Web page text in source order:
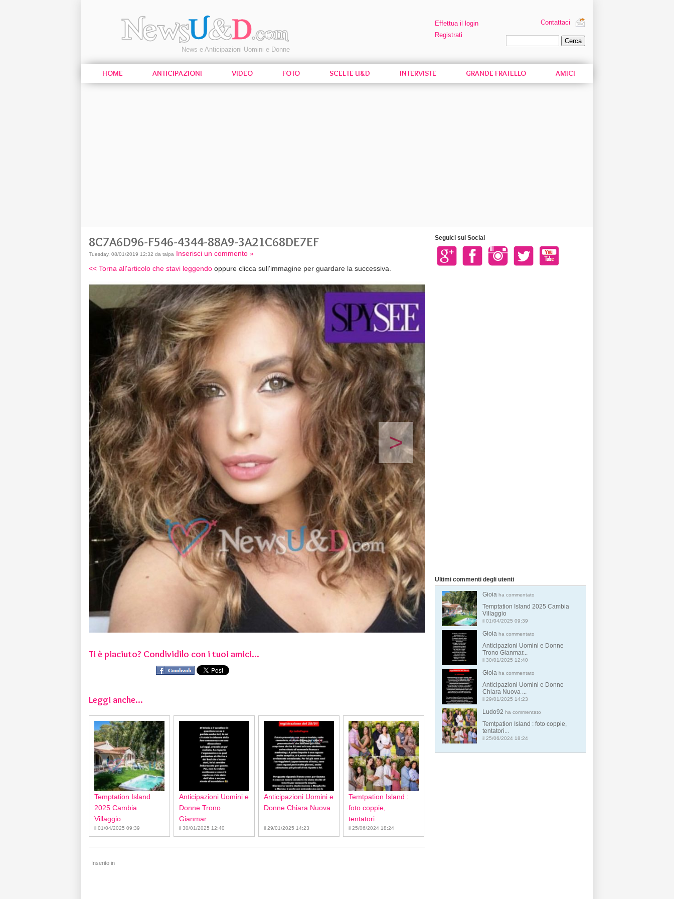
News e Anticipazioni Uomini e Donne
Effettua il login
Registrati
Contattaci
HOME ANTICIPAZIONI VIDEO FOTO SCELTE U&D INTERVISTE GRANDE FRATELLO AMICI
8C7A6D96-F546-4344-88A9-3A21C68DE7EF
Tuesday, 08/01/2019 12:32 da talpa Inserisci un commento »
<< Torna all'articolo che stavi leggendo oppure clicca sull'immagine per guardare la successiva.
>
Ti è piaciuto? Condividilo con i tuoi amici...
Leggi anche...
Temptation Island
2025 Cambia
Villaggio
il 01/04/2025 09:39
Anticipazioni Uomini e
Donne Trono
Gianmar...
il 30/01/2025 12:40
Anticipazioni Uomini e
Donne Chiara Nuova
il 29/01/2025 14:23
Temtpation Island :
foto coppie,
tentatori...
il 25/06/2024 18:24
Inserito in
Seguici sui Social
Ultimi commenti degli utenti
Gioia ha commentato
Temptation Island 2025 Cambia
Villaggio
il 01/04/2025 09:39
Gioia ha commentato
Anticipazioni Uomini e Donne
Trono Gianmar...
il 30/01/2025 12:40
Gioia ha commentato
Anticipazioni Uomini e Donne
Chiara Nuova ...
il 29/01/2025 14:23
Ludo92 ha commentato
Temtpation Island : foto coppie,
tentatori...
il 25/06/2024 18:24